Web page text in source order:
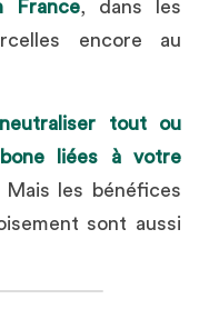
France, dans les
encore au
tout ou
liées à votre
Mais les bénéfices
sont aussi